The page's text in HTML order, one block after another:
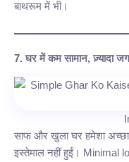
बाथरूम में भी।
7. घर में कम सामान, ज़्यादा
साफ और खुला घर हमेशा अच्छा
इस्तेमाल नहीं हुईं। Minimal